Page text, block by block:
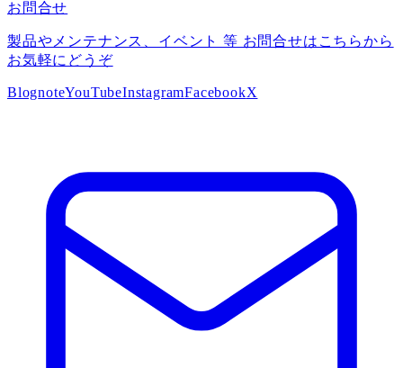
お問合せ
製品やメンテナンス、イベント 等 お問合せはこちらから
お気軽にどうぞ
BlognoteYouTubeInstagramFacebookX